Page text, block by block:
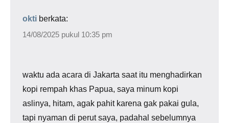
okti berkata:
14/08/2025 pukul 10:35 pm
waktu ada acara di Jakarta saat itu menghadirkan
kopi rempah khas Papua, saya minum kopi
aslinya, hitam, agak pahit karena gak pakai gula,
tapi nyaman di perut saya, padahal sebelumnya